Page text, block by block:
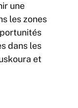
une
les zones
dans les
et